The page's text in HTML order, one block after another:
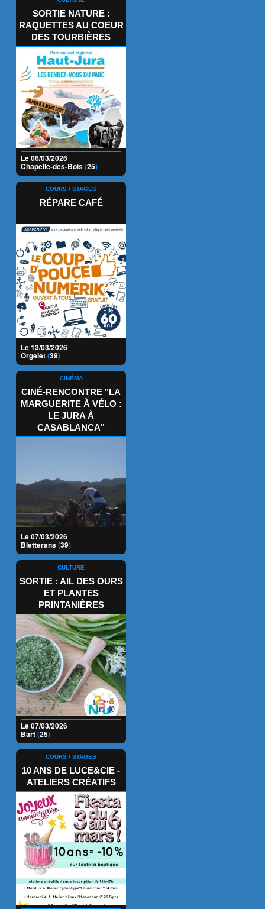
SORTIE NATURE :
RAQUETTES AU COEUR
DES TOURBIÈRES
Le 06/03/2026
Chapelle-des-Bois(25)
COURS / STAGES
RÉPARE CAFÉ
Le 13/03/2026
Orgelet(39)
CINÉMA
CINÉ-RENCONTRE "LA
MARGUERITE À VÉLO :
LE JURA À
CASABLANCA"
Le 07/03/2026
Bletterans(39)
CULTURE
SORTIE : AIL DES OURS
ET PLANTES
PRINTANIÈRES
Le 07/03/2026
Bart(25)
COURS / STAGES
10 ANS DE LUCE&CIE -
ATELIERS CRÉATIFS